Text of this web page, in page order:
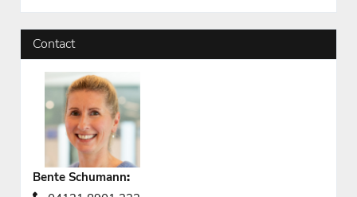
Contact
Bente Schumann: